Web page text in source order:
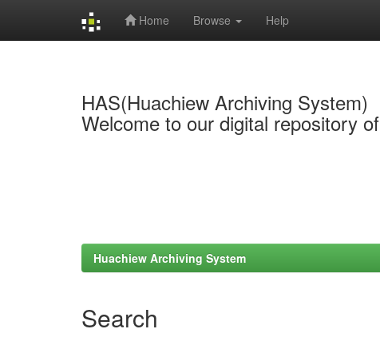
Home Browse Help
HAS(Huachiew Archiving System)
Welcome to our digital repository
Huachiew Archiving System
Search